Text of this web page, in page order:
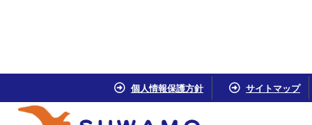
個人情報保護方針 サイトマップ